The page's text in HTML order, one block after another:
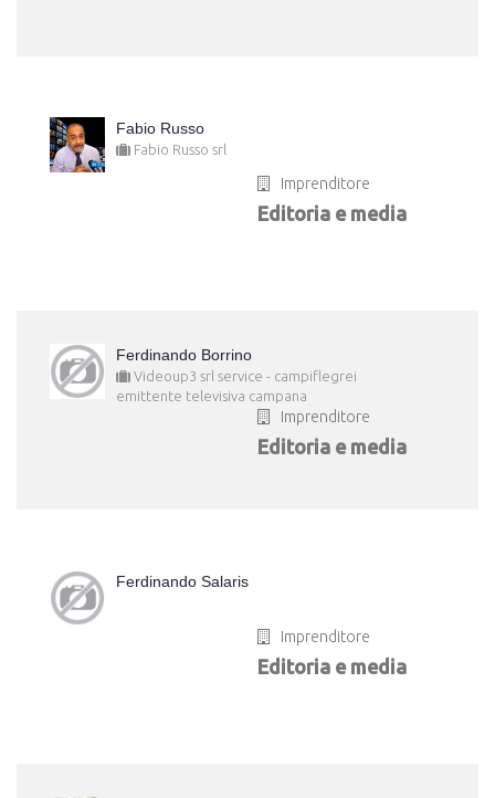
Fabio Russo
Fabio Russo srl
Imprenditore
Editoria e media
Ferdinando Borrino
Videoup3 srl service - campiflegrei
emittente televisiva campana
Imprenditore
Editoria e media
Ferdinando Salaris
Imprenditore
Editoria e media